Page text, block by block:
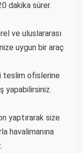
dakika sürer.
ve uluslararası
uygun bir araç
teslim ofislerine
yapabilirsiniz.
yaptırarak size
havalimanına